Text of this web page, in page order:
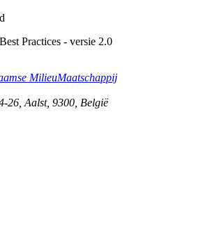
Practices - versie 2.0
MilieuMaatschappij
26 Aalst, 9300 België